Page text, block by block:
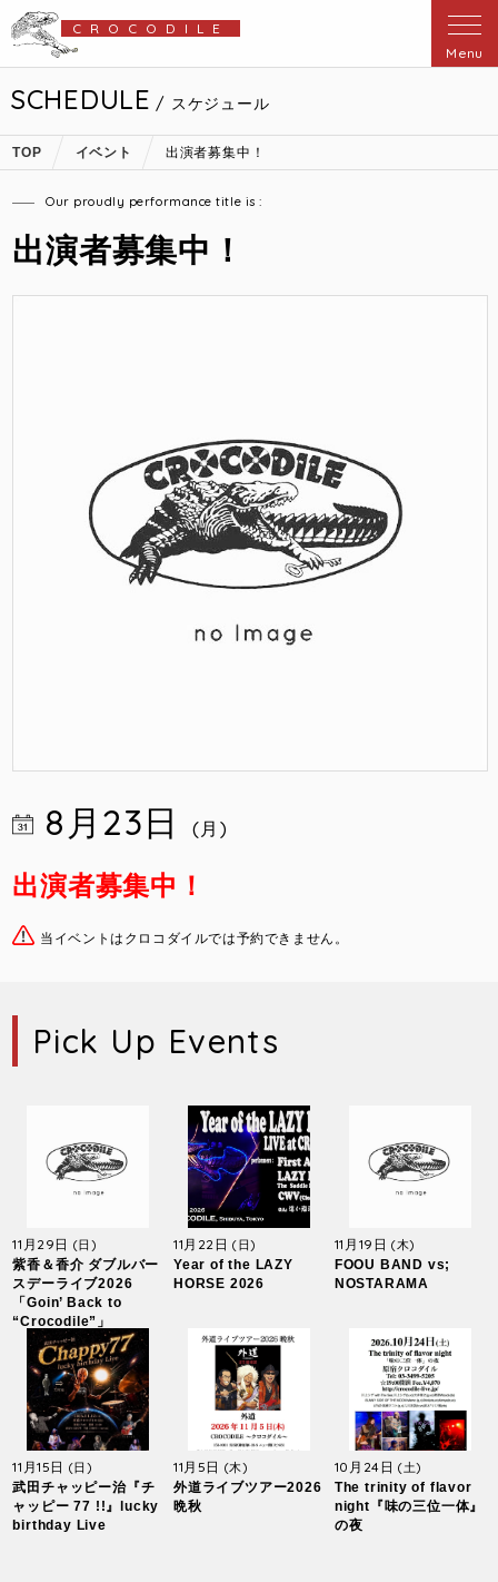
CROCODILE
Menu
SCHEDULE / スケジュール
TOP イベント 出演者募集中！
Our proudly performance title is :
出演者募集中！
8月23日 (月)
出演者募集中！
当イベントはクロコダイルでは予約できません。
Pick Up Events
11月29日 (日)
紫香＆香介 ダブルバー
スデーライブ2026
「Goin’ Back to
“Crocodile”」
11月22日(日)
Year of the LAZY
HORSE 2026
11月19日 (木)
FOOU BAND vs;
NOSTARAMA
11月15日 (日)
武田チャッピー治『チ
ャッピー 77 !!』lucky
birthday Live
11月5日 (木)
外道ライブツアー2026
晩秋
10月24日 (土)
The trinity of flavor
night『味の三位一体』
の夜